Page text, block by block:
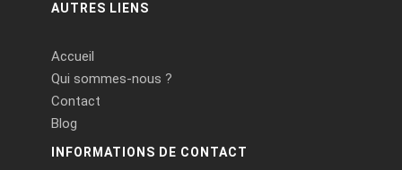
AUTRES LIENS
Accueil
Qui sommes-nous ?
Contact
Blog
INFORMATIONS DE CONTACT